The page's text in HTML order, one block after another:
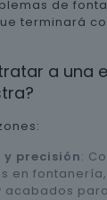
de
terminará
a una
y precisión:
en
acabados